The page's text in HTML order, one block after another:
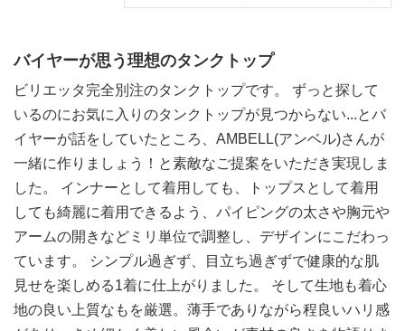
バイヤーが思う理想のタンクトップ
ビリエッタ完全別注のタンクトップです。 ずっと探して
いるのにお気に入りのタンクトップが見つからない...とバ
イヤーが話をしていたところ、AMBELL(アンベル)さんが
一緒に作りましょう！と素敵なご提案をいただき実現しま
した。 インナーとして着用しても、トップスとして着用
しても綺麗に着用できるよう、パイピングの太さや胸元や
アームの開きなどミリ単位で調整し、デザインにこだわっ
ています。 シンプル過ぎず、目立ち過ぎずで健康的な肌
見せを楽しめる1着に仕上がりました。 そして生地も着心
地の良い上質なもを厳選。薄手でありながら程良いハリ感